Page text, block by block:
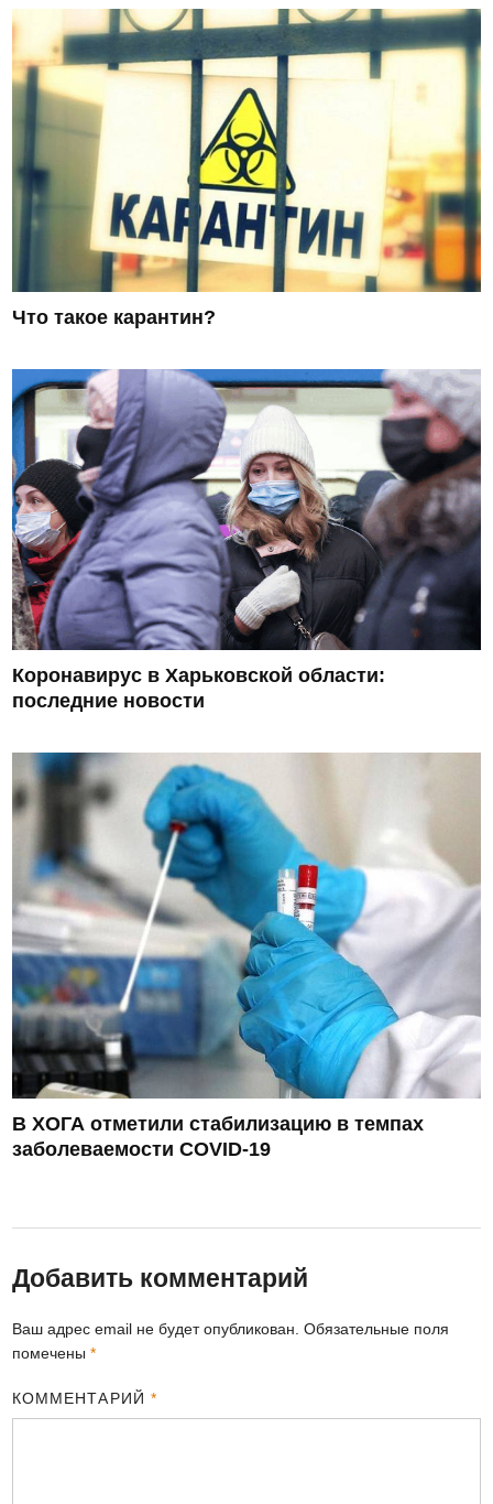
Что такое карантин?
Коронавирус в Харьковской области:
последние новости
В ХОГА отметили стабилизацию в темпах
заболеваемости COVID-19
Добавить комментарий
Ваш адрес email не будет опубликован. Обязательные поля
помечены*
КОММЕНТАРИЙ *